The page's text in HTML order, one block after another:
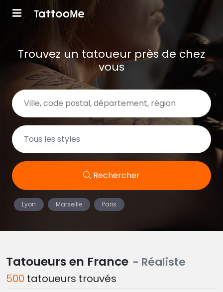
Trouvez un tatoueur près de chez
vous
Rechercher
Lyon Marseille Paris
Tatoueurs en France - Réaliste
500 tatoueurs trouvés